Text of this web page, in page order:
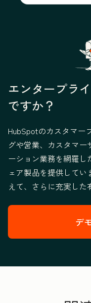
エンタープラ
ですか？
HubSpotのカスタマー
グや営業、カスタマ
ーション業務を網羅し
ェア製品を提供して
えて、さらに充実した
デ